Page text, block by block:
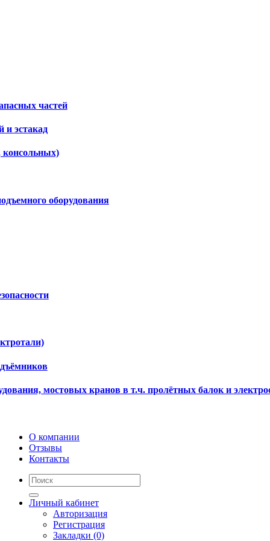
частей
и эстакад
консольных)
оборудования
мостовых кранов в т.ч. пролётных балок и
О компании
Отзывы
Контакты
Личный кабинет
Авторизация
Регистрация
Закладки (0)